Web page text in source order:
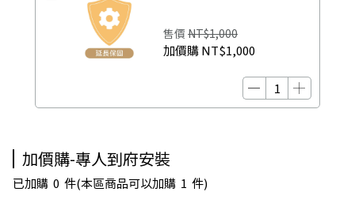
售價 NT$1,000
加價購NT$1,000
加價購-專人到府安裝
已加購 0 件(本區商品可以加購 1 件)